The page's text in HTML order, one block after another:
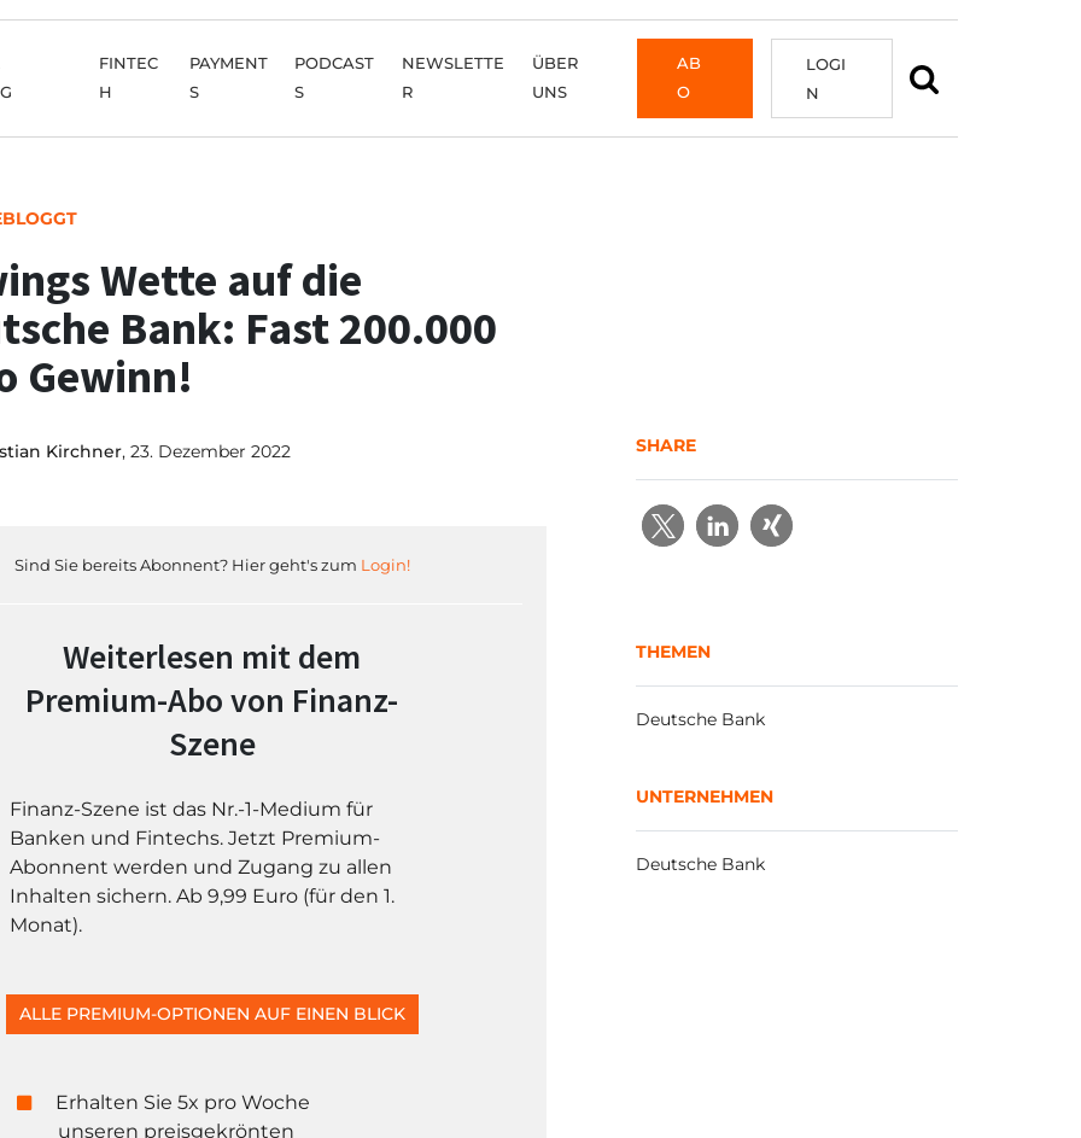
FINTEC
H
PAYMENT
S
PODCAST
S
NEWSLETTE
R
ÜBER
UNS
AB
O
LOGI
N
Wette auf die
Bank: Fast 200.000
Gewinn!
Kirchner, 23. Dezember 2022
Sind Sie bereits Abonnent? Hier geht's zum Login!
Weiterlesen mit dem
Premium-Abo von Finanz-
Szene
Finanz-Szene ist das Nr.-1-Medium für
Banken und Fintechs. Jetzt Premium-
Abonnent werden und Zugang zu allen
Inhalten sichern. Ab 9,99 Euro (für den 1.
Monat).
ALLE PREMIUM-OPTIONEN AUF EINEN BLICK
Erhalten Sie 5x pro Woche
unseren preisgekrönten
SHARE
THEMEN
Deutsche Bank
UNTERNEHMEN
Deutsche Bank